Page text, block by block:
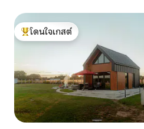
โดนใจเกสต์ที่สุด
โดนใจเกสต์